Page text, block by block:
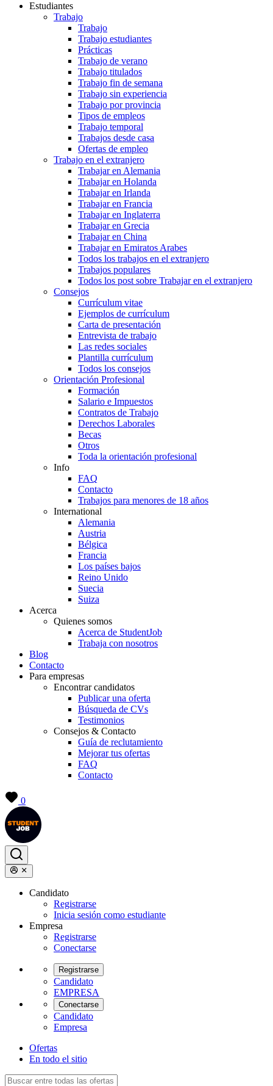
Estudiantes
Trabajo
Trabajo
Trabajo estudiantes
Prácticas
Trabajo de verano
Trabajo titulados
Trabajo fin de semana
Trabajo sin experiencia
Trabajo por provincia
Tipos de empleos
Trabajo temporal
Trabajos desde casa
Ofertas de empleo
Trabajo en el extranjero
Trabajar en Alemania
Trabajar en Holanda
Trabajar en Irlanda
Trabajar en Francia
Trabajar en Inglaterra
Trabajar en Grecia
Trabajar en China
Trabajar en Emiratos Arabes
Todos los trabajos en el extranjero
Trabajos populares
Todos los post sobre Trabajar en el extranjero
Consejos
Currículum vitae
Ejemplos de currículum
Carta de presentación
Entrevista de trabajo
Las redes sociales
Plantilla currículum
Todos los consejos
Orientación Profesional
Formación
Salario e Impuestos
Contratos de Trabajo
Derechos Laborales
Becas
Otros
Toda la orientación profesional
Info
FAQ
Contacto
Trabajos para menores de 18 años
International
Alemania
Austria
Bélgica
Francia
Los países bajos
Reino Unido
Suecia
Suiza
Acerca
Quienes somos
Acerca de StudentJob
Trabaja con nosotros
Blog
Contacto
Para empresas
Encontrar candidatos
Publicar una oferta
Búsqueda de CVs
Testimonios
Consejos & Contacto
Guía de reclutamiento
Mejorar tus ofertas
FAQ
Contacto
0
Candidato
Registrarse
Inicia sesión como estudiante
Empresa
Registrarse
Conectarse
Registrarse
Candidato
EMPRESA
Conectarse
Candidato
Empresa
Ofertas
En todo el sitio